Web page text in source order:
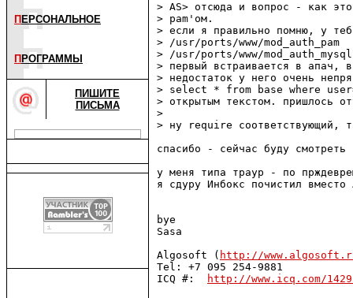
П ЕРСОНАЛЬНОЕ
П РОГРАММЫ
ПИШИТЕ
ПИСЬМА
> AS> отсюда и вопрос - как это
> pam'ом.
> если я правильно помню, у
> /usr/ports/www/mod_auth_pam
> /usr/ports/www/mod_auth_mysql
> первый встраивается в апач,
> недостаток у него очень
> select * from base where
> открытым текстом. пришлось
>
> ну require соответствующий,
спасибо - сейчас буду смотреть
у меня типа траур - по
я сдуру Инбокс почистил вместо
bye
Sasa
Algosoft ( http://
Tel: +7 095 254-9881
ICQ #:
http://www.icq.com/